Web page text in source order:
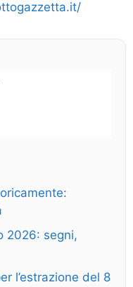
2026: segni,
l’estrazione del 8